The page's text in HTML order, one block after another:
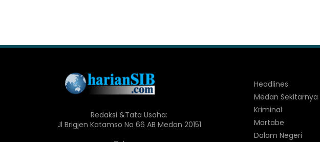
Redaksi &Tata Usaha:
Jl Brigjen Katamso No 66 AB Medan 20151
Headlines
Medan Sekitarnya
Kriminal
Martabe
Dalam Negeri